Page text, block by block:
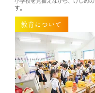
す。
教育について